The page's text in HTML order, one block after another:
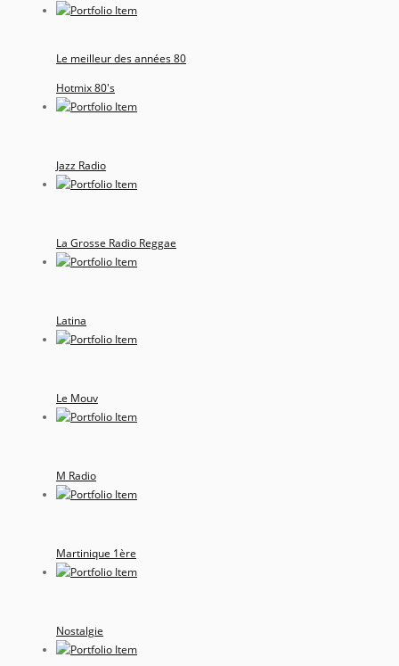
Le meilleur des années 80
Hotmix 80's
Jazz Radio
La Grosse Radio Reggae
Latina
Le Mouv
M Radio
Martinique 1ère
Nostalgie